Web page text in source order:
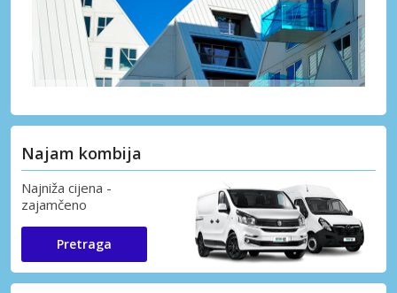
Najam kombija
Najniža cijena -
zajamčeno
Pretraga